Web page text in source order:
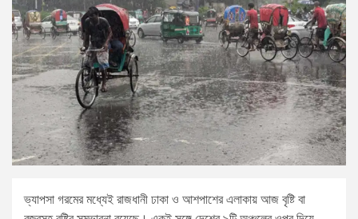
ভ্যাপসা গরমের মধ্যেই রাজধানী ঢাকা ও আশপাশের এলাকায় আজ বৃষ্টি বা